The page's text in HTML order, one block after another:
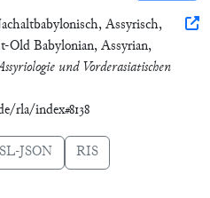
Assyrisch,
Old Babylonian, Assyrian,
und Vorderasiatischen
rla/index#8138
JSON RIS